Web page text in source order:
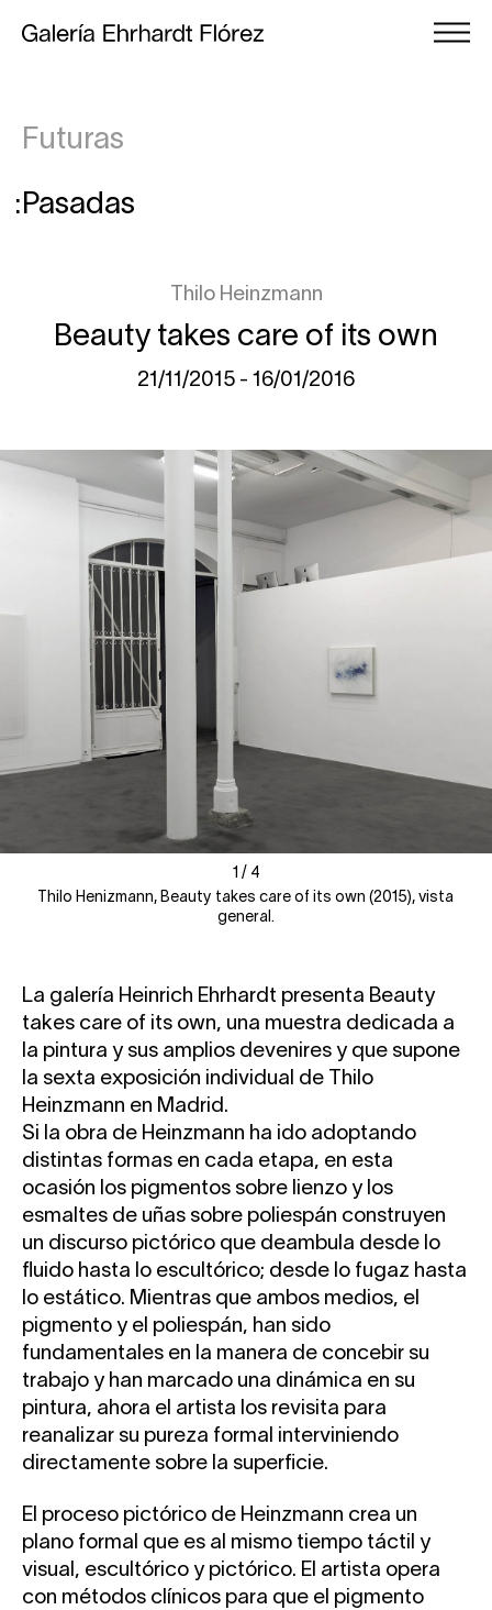
Futuras
Pasadas
Thilo Heinzmann
Beauty takes care of its own
21/11/2015 - 16/01/2016
1 / 4
1 / 4
Thilo Henizmann, Beauty takes care of its own (2015), vista
general.
La galería Heinrich Ehrhardt presenta Beauty
takes care of its own, una muestra dedicada a
la pintura y sus amplios devenires y que supone
la sexta exposición individual de Thilo
Heinzmann en Madrid.
Si la obra de Heinzmann ha ido adoptando
distintas formas en cada etapa, en esta
ocasión los pigmentos sobre lienzo y los
esmaltes de uñas sobre poliespán construyen
un discurso pictórico que deambula desde lo
fluido hasta lo escultórico; desde lo fugaz hasta
lo estático. Mientras que ambos medios, el
pigmento y el poliespán, han sido
fundamentales en la manera de concebir su
trabajo y han marcado una dinámica en su
pintura, ahora el artista los revisita para
reanalizar su pureza formal interviniendo
directamente sobre la superficie.
El proceso pictórico de Heinzmann crea un
plano formal que es al mismo tiempo táctil y
visual, escultórico y pictórico. El artista opera
con métodos clínicos para que el pigmento